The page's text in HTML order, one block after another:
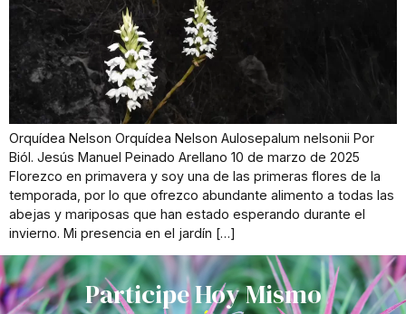
Orquídea Nelson Orquídea Nelson Aulosepalum nelsonii Por
Biól. Jesús Manuel Peinado Arellano 10 de marzo de 2025
Florezco en primavera y soy una de las primeras flores de la
temporada, por lo que ofrezco abundante alimento a todas las
abejas y mariposas que han estado esperando durante el
invierno. Mi presencia en el jardín […]
Participe Hoy Mismo